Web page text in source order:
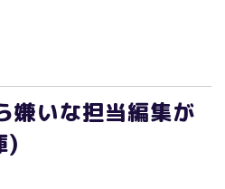
嫌いな担当編集が
)